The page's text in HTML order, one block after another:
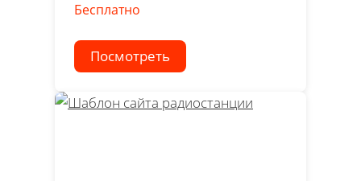
Бесплатно
Посмотреть